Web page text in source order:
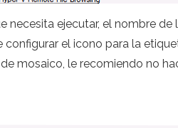
necesita ejecutar, el nombre
el icono para la
mosaico, le recomiendo no